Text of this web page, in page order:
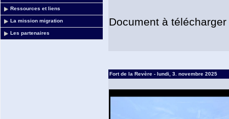
Ressources et liens
La mission migration
Les partenaires
Document à
Fort de la Revère - lundi, 3. novembre 2025